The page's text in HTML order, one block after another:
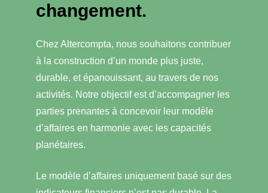
changement.
Chez Altercompta, nous souhaitons contribuer
à la construction d’un monde plus juste,
durable, et épanouissant, au travers de nos
activités. Notre objectif est d’accompagner les
parties prenantes à concevoir leur modèle
d’affaires en harmonie avec les capacités
planétaires.
Le modèle d’affaires uniquement basé sur des